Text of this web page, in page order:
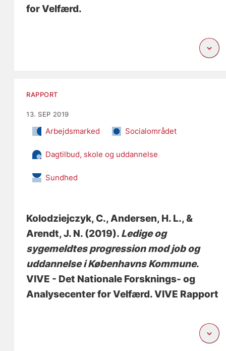
for Velfærd.
RAPPORT
13. SEP 2019
Arbejdsmarked Socialområdet
Dagtilbud, skole og uddannelse
Sundhed
Kolodziejczyk, C., Andersen, H. L., &
Arendt, J. N. (2019). Ledige og
sygemeldtes progression mod job og
uddannelse i Københavns Kommune.
VIVE - Det Nationale Forsknings- og
Analysecenter for Velfærd. VIVE Rapport